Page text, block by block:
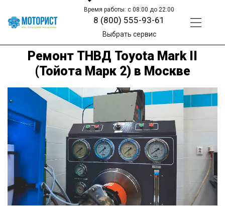
Время работы: с 08:00 до 22:00
8 (800) 555-93-61
Выбрать сервис
Ремонт ТНВД Toyota Mark II
(Тойота Марк 2) в Москве